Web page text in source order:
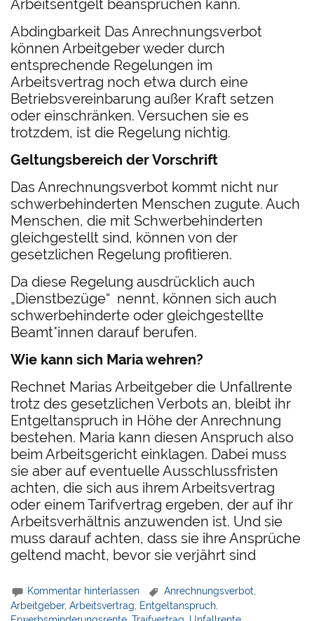
Arbeitsentgelt beanspruchen kann.
Abdingbarkeit Das Anrechnungsverbot
können Arbeitgeber weder durch
entsprechende Regelungen im
Arbeitsvertrag noch etwa durch eine
Betriebsvereinbarung außer Kraft setzen
oder einschränken. Versuchen sie es
trotzdem, ist die Regelung nichtig.
Geltungsbereich der Vorschrift
Das Anrechnungsverbot kommt nicht nur
schwerbehinderten Menschen zugute. Auch
Menschen, die mit Schwerbehinderten
gleichgestellt sind, können von der
gesetzlichen Regelung profitieren.
Da diese Regelung ausdrücklich auch
„Dienstbezüge“ nennt, können sich auch
schwerbehinderte oder gleichgestellte
Beamt*innen darauf berufen.
Wie kann sich Maria wehren?
Rechnet Marias Arbeitgeber die Unfallrente
trotz des gesetzlichen Verbots an, bleibt ihr
Entgeltanspruch in Höhe der Anrechnung
bestehen. Maria kann diesen Anspruch also
beim Arbeitsgericht einklagen. Dabei muss
sie aber auf eventuelle Ausschlussfristen
achten, die sich aus ihrem Arbeitsvertrag
oder einem Tarifvertrag ergeben, der auf ihr
Arbeitsverhältnis anzuwenden ist. Und sie
muss darauf achten, dass sie ihre Ansprüche
geltend macht, bevor sie verjährt sind
Kommentar hinterlassen Anrechnungsverbot
Arbeitgeber,Arbeitsvertrag, Entgeltanspruch,